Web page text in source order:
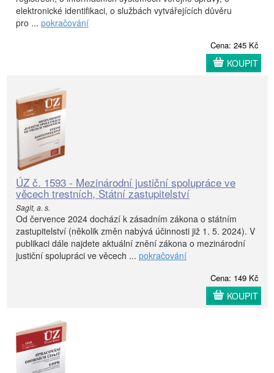
elektronické identifikaci, o službách vytvářejících důvěru
pro ... pokračování
Cena: 245 Kč
KOUPIT
ÚZ č. 1593 - Mezinárodní justiční spolupráce ve
věcech trestních, Státní zastupitelství
Sagit, a. s.
Od července 2024 dochází k zásadním zákona o státním
zastupitelství (několik změn nabývá účinnosti již 1. 5. 2024). V
publikaci dále najdete aktuální znění zákona o mezinárodní
justiční spolupráci ve věcech ... pokračování
Cena: 149 Kč
KOUPIT